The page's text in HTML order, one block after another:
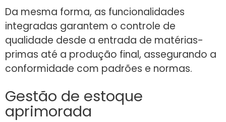
Da mesma forma, as funcionalidades
integradas garantem o controle de
qualidade desde a entrada de matérias-
primas até a produção final, assegurando a
conformidade com padrões e normas.
Gestão de estoque
aprimorada